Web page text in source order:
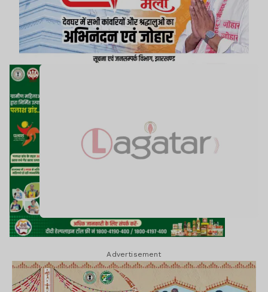
Advertisement